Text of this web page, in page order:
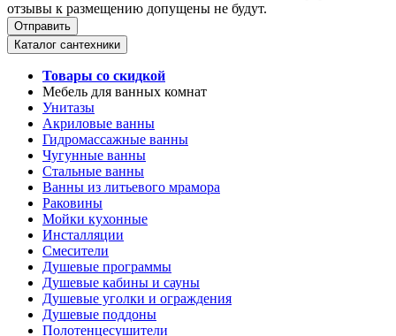
отзывы к размещению допущены не будут.
Каталог сантехники
Товары со скидкой
Мебель для ванных комнат
Унитазы
Акриловые ванны
Гидромассажные ванны
Чугунные ванны
Стальные ванны
Ванны из литьевого мрамора
Раковины
Мойки кухонные
Инсталляции
Смесители
Душевые программы
Душевые кабины и сауны
Душевые уголки и ограждения
Душевые поддоны
Полотенцесушители